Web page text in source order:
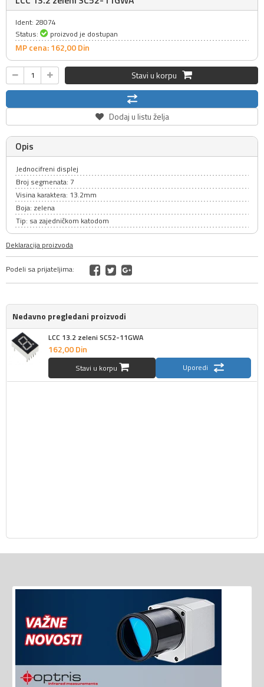
Ident: 28074
Status:
proizvod je dostupan
MP cena: 162,00Din
Stavi u korpu
Dodaj u listu želja
Opis
Jednocifreni displej
Broj segmenata: 7
Visina karaktera: 13.2mm
Boja: zelena
Tip: sa zajedničkom katodom
Deklaracija proizvoda
Podeli sa prijateljima:
Nedavno pregledani proizvodi
LCC 13.2 zeleni SC52-11GWA
162,00Din
Stavi u korpu Uporedi